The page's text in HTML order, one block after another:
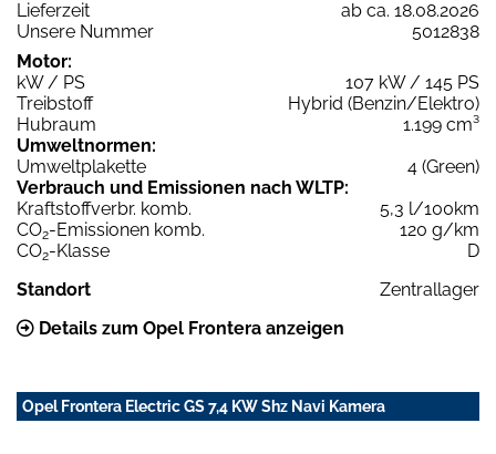
Lieferzeit
ab ca. 18.08.2026
Unsere Nummer
5012838
Motor:
kW / PS
107 kW / 145 PS
Treibstoff
Hybrid (Benzin/Elektro)
Hubraum
1.199 cm³
Umweltnormen:
Umweltplakette
4 (Green)
Verbrauch und Emissionen nach WLTP:
Kraftstoffverbr. komb.
5,3 l/100km
CO2-Emissionen komb.
120 g/km
CO2-Klasse
D
Standort
Zentrallager
Details zum Opel Frontera anzeigen
Opel Frontera Electric GS 7,4 KW Shz Navi Kamera